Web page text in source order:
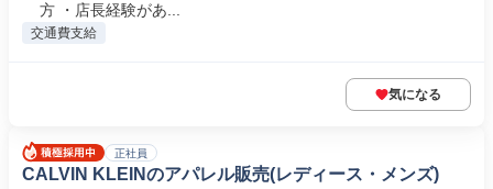
方 ・店長経験があ...
交通費支給
気になる
正社員
CALVIN KLEINのアパレル販売(レディース・メンズ)